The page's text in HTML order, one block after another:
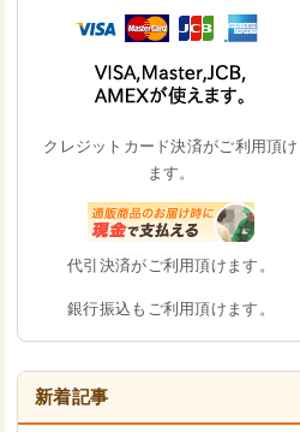
クレジットカード決済がご利用頂け
ます。
代引決済がご利用頂けます。
銀行振込もご利用頂けます。
新着記事